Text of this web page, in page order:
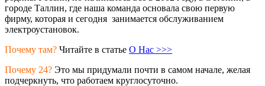
городе Таллин, где наша команда основала свою первую
фирму, которая и сегодня занимается обслуживанием
электроустановок.
Почему там? Читайте в статье О Нас >>>
Почему 24? Это мы придумали почти в самом начале, желая
подчеркнуть, что работаем круглосуточно.